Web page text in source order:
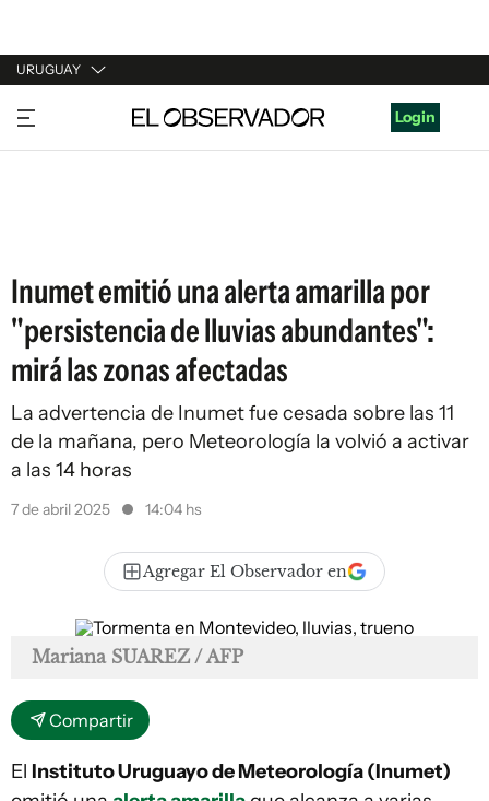
URUGUAY
URUGUAY
ARGENTINA
Login
Inumet emitió una alerta amarilla por
"persistencia de lluvias abundantes":
mirá las zonas afectadas
La advertencia de Inumet fue cesada sobre las 11
de la mañana, pero Meteorología la volvió a activar
a las 14 horas
7 de abril 2025 14:04 hs
Agregar El Observador en
Mariana SUAREZ / AFP
Compartir
El Instituto Uruguayo de Meteorología (Inumet)